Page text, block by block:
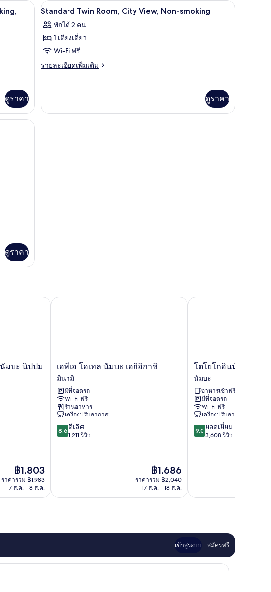
นห้องพัก, โต๊ะทำงาน, พื้นที่ทำงานแบบใช้แล็ปท็อป
ดูราคา
เปิด
ภาพถ่าย
ทั้งหมด
ของ
Standard
View,
ผ้านวมขนเป็ด, ตู้นิรภัยในห้องพัก, โต๊ะทำงาน
2
Standard Twin Room, City View, Non-smoking
พักได้ 2 คน
1 เตียงเดี่ยว
Wi-Fi ฟรี
รายละเอียดเพิ่มเติม
ราย
กับ
ดูราคา
ใช้แล็ปท็อป
วมขนเป็ด, ตู้นิรภัยในห้องพัก, โต๊ะทำงาน, พื้นที่ทำงานแบบใช้แล็ปท็อป
ดูราคา
มบะ นิปปม
ราคา
ปัจจุบัน
คือ
฿1,803
ราคารวม ฿1,983
7 ส.ค. - 8 ส.ค.
บะ นิปปมบาชิ
เอ
พีเอ
โฮ
เทล
นัมบะ
เอกิ
ฮิ
กาชิ
มิ
เอพีเอ โฮเทล นัมบะ เอกิฮิกาชิ
มินามิ
มีที่จอดรถ
Wi-Fi ฟรี
ร้านอาหาร
เครื่องปรับอากาศ
8.6
จาก
8.6 ดีเลิศ
1,211 รีวิว
ราคา
ปัจจุบัน
คือ
฿1,686
ราคารวม ฿2,040
17 ส.ค. - 18 ส.ค.
เอพีเอ โฮเทล นัมบะ เอกิฮิกาชิ
โต
โย
โก
อินน์
โอ
ซาก้
า
นัมบะ
นัมบะ
โตโยโกอินน์ โอซาก้า
นัมบะ
อาหารเช้าฟรี
มีที่จอดรถ
Wi-Fi ฟรี
เครื่องปรับอากาศ
9.0
จาก
9.0 ยอดเยี่ยม
3,608 รีวิว
โตโยโกอินน์ โอซาก้า
เข้าสู่ระบบ สมัครฟรี